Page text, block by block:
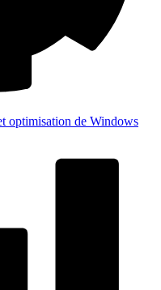
optimisation de Windows